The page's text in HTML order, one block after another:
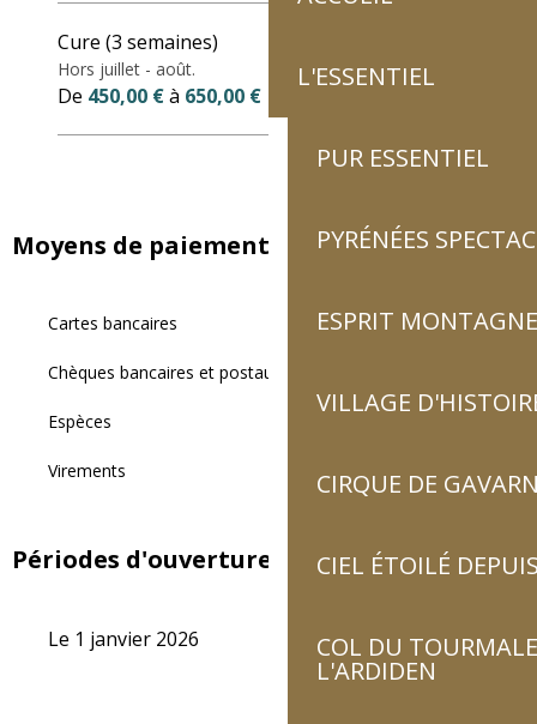
L'ESSENTIEL
PUR ESSENTIEL
PYRÉNÉES
ESPRIT MONTAGNE
VILLAGE
CIRQUE DE
CIEL ÉTOILÉ
COL DU
L'ARDIDEN
Cure (3 semaines)
Hors juillet - août.
De 450,00 €à 650,00 €
Moyens de paiement
Cartes bancaires
Chèques bancaires et postaux
Espèces
Virements
Périodes d'ouverture
Le 1 janvier 2026